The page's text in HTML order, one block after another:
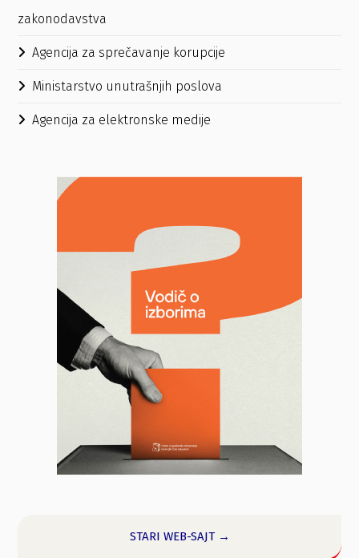
zakonodavstva
Agencija za sprečavanje korupcije
Ministarstvo unutrašnjih poslova
Agencija za elektronske medije
STARI WEB-SAJT →